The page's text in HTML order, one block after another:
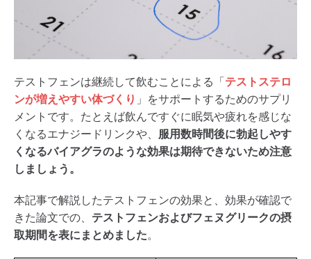
テストフェンは継続して飲むことによる「 テストステロ
ンが増えやすい体づくり 」をサポートするためのサプリ
メントです。たとえば飲んですぐに眠気や疲れを感じな
くなるエナジードリンクや、
服用数時間後に勃起しやす
くなるバイアグラのような効果は期待できないため注意
しましょう。
本記事で解説したテストフェンの効果と、効果が確認で
きた論文での、 テストフェンおよびフェヌグリークの摂
取期間を表にまとめました。